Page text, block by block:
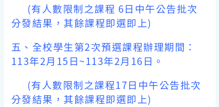
(有人數限制之課程 6日中午公告批次
分發結果，其餘課程即選即上)
五、 全校學生第2次預選課程辦理期間：
113年2月15日~113年2月16日。
(有人數限制之課程17日中午公告批次
分發結果，其餘課程即選即上)